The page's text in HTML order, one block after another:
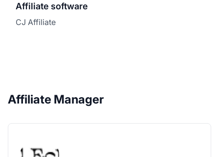
Affiliate software
CJ Affiliate
Affiliate Manager